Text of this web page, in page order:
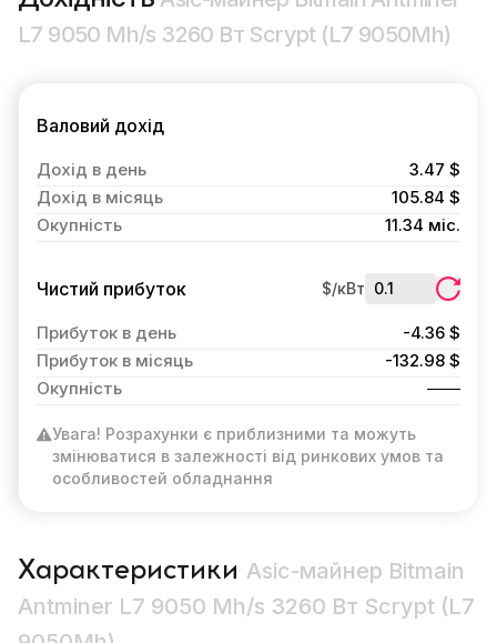
L7 9050 Mh/s 3260 Вт Scrypt (L7 9050Mh)
Валовий дохід
Дохід в день
3.47 $
Дохід в місяць
105.84 $
Окупність
11.34 міс.
Чистий прибуток $/кВт
Прибуток в день
-4.36 $
Прибуток в місяць
-132.98 $
Окупність
Увага! Розрахунки є приблизними та можуть
змінюватися в залежності від ринкових умов та
особливостей обладнання
Характеристики Asic-майнер Bitmain
Antminer L7 9050 Mh/s 3260 Вт Scrypt (L7